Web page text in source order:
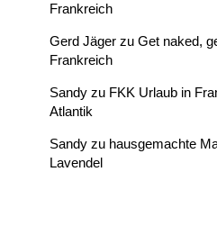
Frankreich
Gerd Jäger zu Get naked,
Frankreich
Sandy zu FKK Urlaub in
Atlantik
Sandy zu hausgemachte
Lavendel